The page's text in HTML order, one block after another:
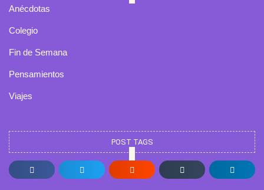
Anécdotas
Colegio
Fin de Semana
Pensamientos
Viajes
POST TAGS